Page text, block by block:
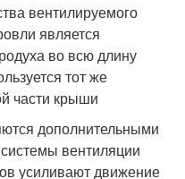
вентилируемого
является
во всю длину
тот же
части крыши
дополнительными
вентиляции
усиливают движение